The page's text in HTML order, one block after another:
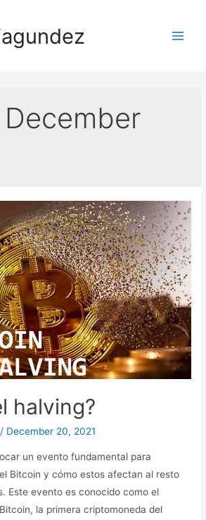
December
halving?
/ December 20, 2021
un evento fundamental para
Bitcoin y cómo estos afectan al resto
Este evento es conocido como el
la primera criptomoneda del